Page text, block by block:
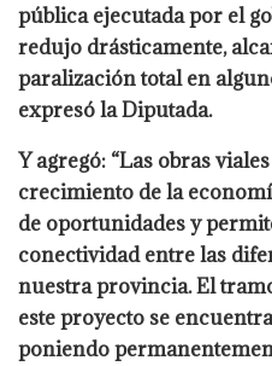
pública ejecutada por el
redujo drásticamente,
paralización total en
expresó la Diputada.
Y agregó: “Las obras
crecimiento de la
de oportunidades y
conectividad entre las
nuestra provincia. El
este proyecto se
poniendo